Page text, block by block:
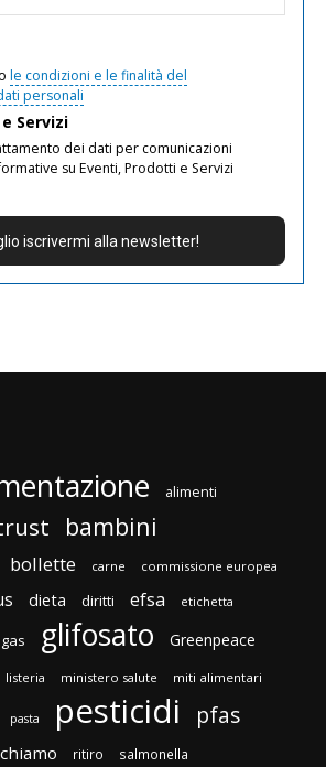
le condizioni e le finalità del
personali
Servizi
dei dati per comunicazioni
su Eventi, Prodotti e Servizi
alimenti
bambini
bollette carne commissione europea
dieta diritti efsa etichetta
gas glifosato Greenpeace
listeria ministero salute miti alimentari
pasta pesticidi pfas
ritiro salmonella